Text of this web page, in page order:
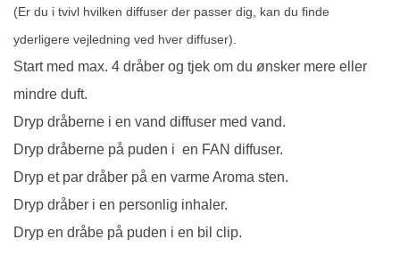
(Er du i tvivl hvilken diffuser der passer dig, kan du finde
yderligere vejledning ved hver diffuser).
Start med max. 4 dråber og tjek om du ønsker mere eller
mindre duft.
Dryp dråberne i en vand diffuser med vand.
Dryp dråberne på puden i en FAN diffuser.
Dryp et par dråber på en varme Aroma sten.
Dryp dråber i en personlig inhaler.
Dryp en dråbe på puden i en bil clip.